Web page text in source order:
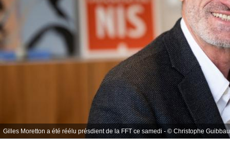
Gilles Moretton a été réélu présdient de la FFT ce samedi - © Christophe